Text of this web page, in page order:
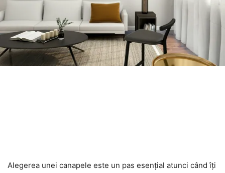
Alegerea unei canapele este un pas esențial atunci când îți